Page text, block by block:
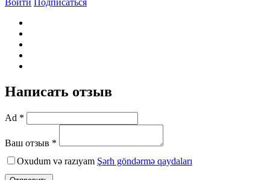
Войти Подписаться
Написать отзыв
Ad *
Ваш отзыв *
Oxudum və razıyam Şərh göndərmə qaydaları